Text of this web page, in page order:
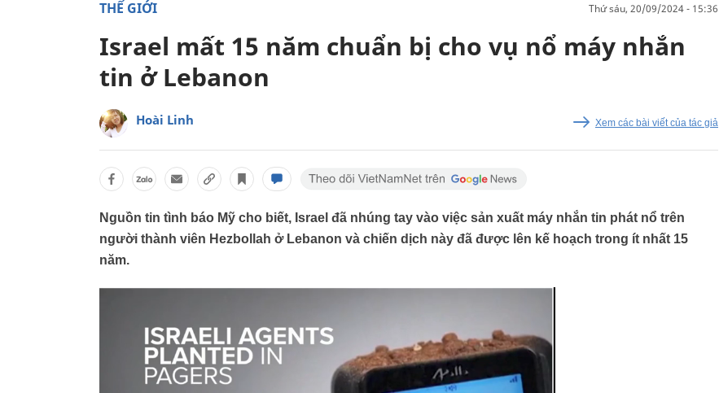
THẾ GIỚI thứ sáu, 20/09/2024 - 15:36
Israel mất 15 năm chuẩn bị cho vụ nổ máy nhắn
tin ở Lebanon
Hoài Linh Xem các bài viết của tác giả
Nguồn tin tình báo Mỹ cho biết, Israel đã nhúng tay vào việc sản xuất máy nhắn tin phát nổ trên
người thành viên Hezbollah ở Lebanon và chiến dịch này đã được lên kế hoạch trong ít nhất 15
năm.